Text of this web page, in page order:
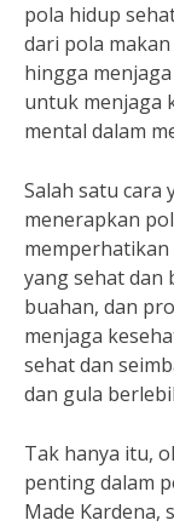
pola hidup
dari pola
hingga
untuk menjaga
mental dalam
Salah satu cara
menerapkan
memperhatikan
yang sehat dan
buahan, dan
menjaga
sehat dan
dan gula
Tak hanya itu,
penting dalam
Made Kardena,